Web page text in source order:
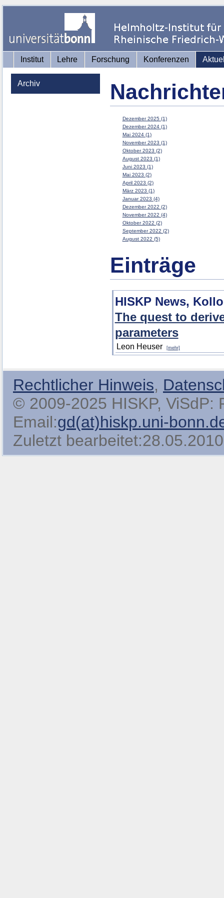
Institut Lehre Forschung Konferenzen
Archiv
Dezember 2025 (1)
Dezember 2024 (1)
Mai 2024 (1)
November 2023 (1)
Oktober 2023 (2)
August 2023 (1)
Juni 2023 (1)
Mai 2023 (2)
April 2023 (2)
März 2023 (1)
Januar 2023 (4)
Dezember 2022 (2)
November 2022 (4)
Oktober 2022 (2)
September 2022 (2)
August 2022 (5)
Einträge
HISKP News,
The quest to
parameters
Leon Heuser [mehr]
Rechtlicher Hinweis,
© 2009-2025 HISKP, ViSdP:
Email:gd(at)hiskp.uni-
Zuletzt